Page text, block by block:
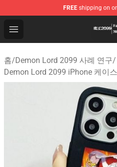
FREE shipping on
Open menu
Demon Lord 2099 Store -
홈/Demon Lord 2099 사례 연구/
Demon Lord 2099 iPhone 케이스